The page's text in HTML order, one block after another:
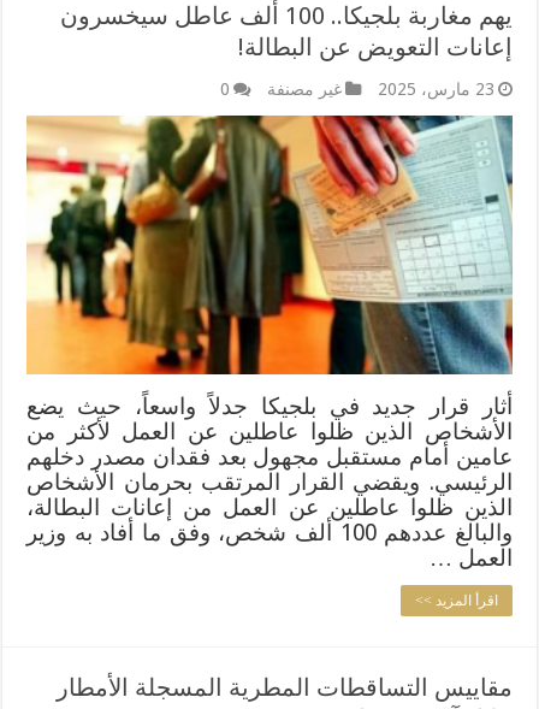
يهم مغاربة بلجيكا.. 100 ألف عاطل سيخسرون
إعانات التعويض عن البطالة!
23 مارس، 2025 غير مصنفة 0
أثار قرار جديد في بلجيكا جدلاً واسعاً، حيث يضع
الأشخاص الذين ظلوا عاطلين عن العمل لأكثر من
عامين أمام مستقبل مجهول بعد فقدان مصدر دخلهم
الرئيسي. ويقضي القرار المرتقب بحرمان الأشخاص
الذين ظلوا عاطلين عن العمل من إعانات البطالة،
والبالغ عددهم 100 ألف شخص، وفق ما أفاد به وزير
العمل …
اقرأ المزيد >>
مقاييس التساقطات المطرية المسجلة الأمطار